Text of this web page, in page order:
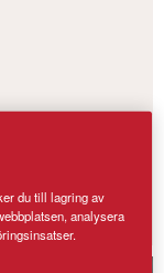
du till lagring av
analysera